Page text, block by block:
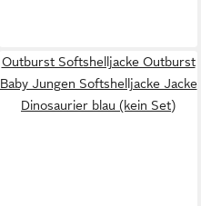
Outburst Softshelljacke Outburst
Baby Jungen Softshelljacke Jacke
Dinosaurier blau (kein Set)